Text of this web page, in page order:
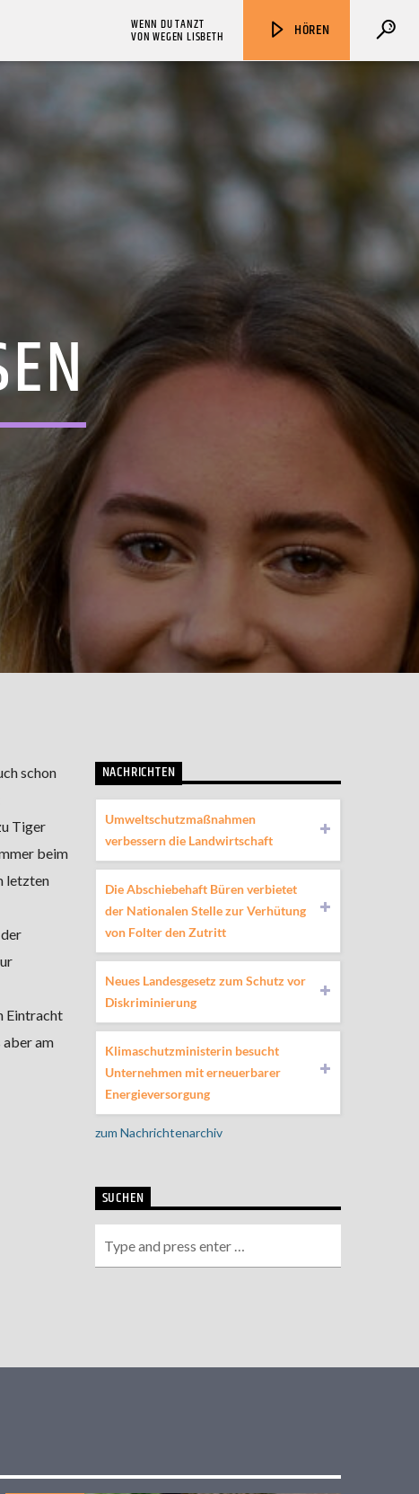
HÖREN
WENN DU TANZT
VON WEGEN LISBETH
ZU HÖREN IN
schon
Tiger
beim
letzten
Eintracht
am
NACHRICHTEN
Umweltschutzmaßnahmen
verbessern die Landwirtschaft
Die Abschiebehaft Büren verbietet
der Nationalen Stelle zur Verhütung
von Folter den Zutritt
Neues Landesgesetz zum Schutz vor
Diskriminierung
Klimaschutzministerin besucht
Unternehmen mit erneuerbarer
Energieversorgung
zum Nachrichtenarchiv
SUCHEN